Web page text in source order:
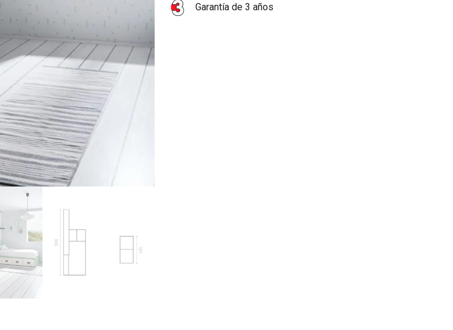
Garantía de 3 años